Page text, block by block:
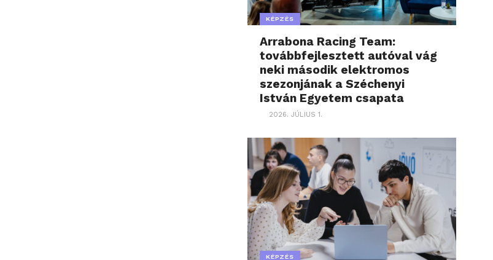
KÉPZÉS
Arrabona Racing Team:
továbbfejlesztett autóval vág
neki második elektromos
szezonjának a Széchenyi
István Egyetem csapata
2026. JÚLIUS 1.
KÉPZÉS